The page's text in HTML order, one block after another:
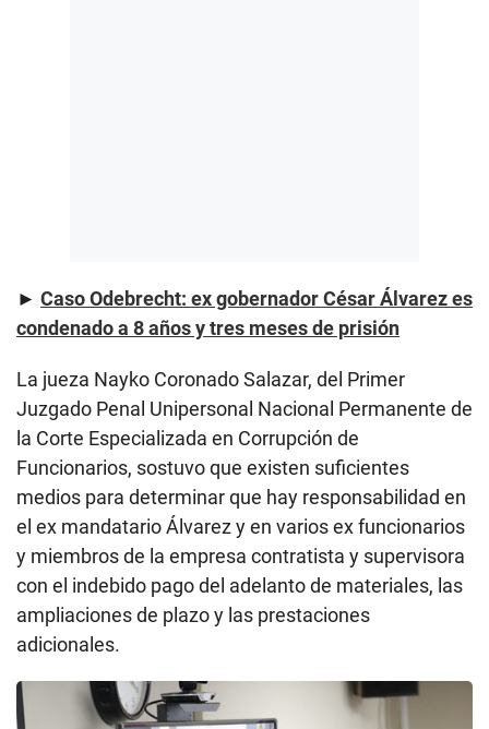
► Caso Odebrecht: ex gobernador César Álvarez es
condenado a 8 años y tres meses de prisión
La jueza Nayko Coronado Salazar, del Primer
Juzgado Penal Unipersonal Nacional Permanente de
la Corte Especializada en Corrupción de
Funcionarios, sostuvo que existen suficientes
medios para determinar que hay responsabilidad en
el ex mandatario Álvarez y en varios ex funcionarios
y miembros de la empresa contratista y supervisora
con el indebido pago del adelanto de materiales, las
ampliaciones de plazo y las prestaciones
adicionales.